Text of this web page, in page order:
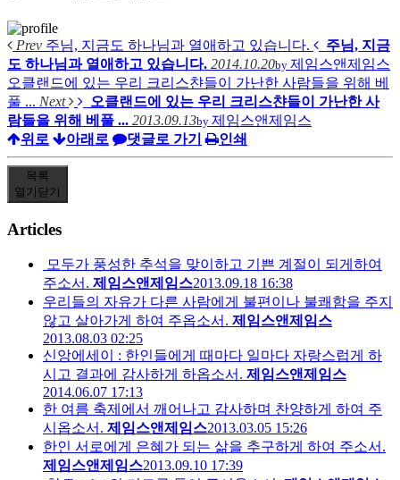
Prev 주님, 지금도 하나님과 열애하고 있습니다.
주님, 지금
도 하나님과 열애하고 있습니다. 2014.10.20by 제임스앤제임스
오클랜드에 있는 우리 크리스챤들이 가난한 사람들을 위해 베
풀 ... Next
오클랜드에 있는 우리 크리스챤들이 가난한 사
람들을 위해 베풀 ... 2013.09.13by 제임스앤제임스
위로
아래로 댓글로 가기 인쇄
목록
열기 닫기
Articles
모두가 풍성한 추석을 맞이하고 기쁜 계절이 되게하여
주소서. 제임스앤제임스2013.09.18 16:38
우리들의 자유가 다른 사람에게 불편이나 불쾌함을 주지
않고 살아가게 하여 주옵소서. 제임스앤제임스
2013.08.03 02:25
신앙에세이 : 한인들에게 때마다 일마다 자랑스럽게 하
시고 결과에 감사하게 하옵소서. 제임스앤제임스
2014.06.07 17:13
한 여름 축제에서 깨어나고 감사하며 찬양하게 하여 주
시옵소서. 제임스앤제임스2013.03.05 15:26
한인 서로에게 은혜가 되는 삶을 추구하게 하여 주소서.
제임스앤제임스2013.09.10 17:39